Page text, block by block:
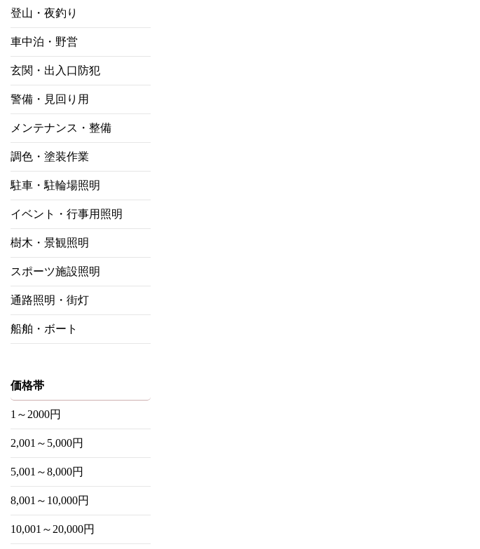
登山・夜釣り
車中泊・野営
玄関・出入口防犯
警備・見回り用
メンテナンス・整備
調色・塗装作業
駐車・駐輪場照明
イベント・行事用照明
樹木・景観照明
スポーツ施設照明
通路照明・街灯
船舶・ボート
価格帯
1～2000円
2,001～5,000円
5,001～8,000円
8,001～10,000円
10,001～20,000円